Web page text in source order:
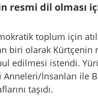
resmi dil olması
toplum için
biri olarak Kürtçenin
edilmesi istendi.
Anneleri/İnsanları ile
taşıdı.